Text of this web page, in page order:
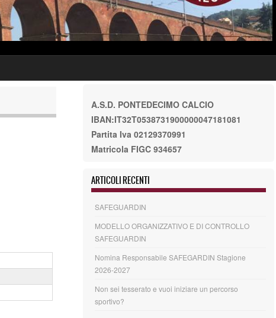
A.S.D. PONTEDECIMO CALCIO
IBAN:IT32T0538731900000047181081
Partita Iva 02129370991
Matricola FIGC 934657
ARTICOLI RECENTI
SAFEGUARDIN
MODELLO ORGANIZZATIVO E DI CONTROLLO
SAFEGUARDIN
Nomina Responsabile SAFEGARDIN Stagione
2026-2027
Non sei tesserato e vuoi iniziare un percorso
sportivo?